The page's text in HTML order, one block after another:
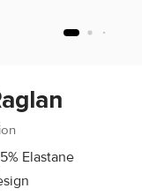
Elastane